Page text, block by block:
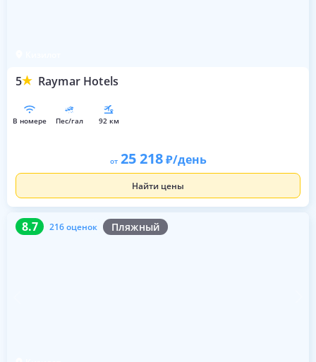
5 Raymar Hotels
в номере пес/гал 92 км
от 25 218 /день
Найти цены
8.7 216 оценок Пляжный
8.7 216 оценок